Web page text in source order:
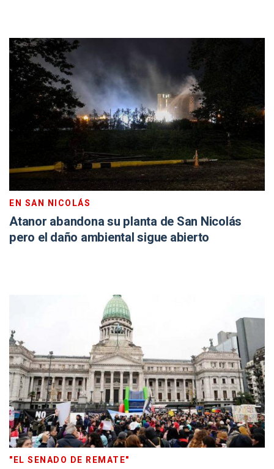
EN SAN NICOLÁS
Atanor abandona su planta de San Nicolás
pero el daño ambiental sigue abierto
"EL SENADO DE REMATE"